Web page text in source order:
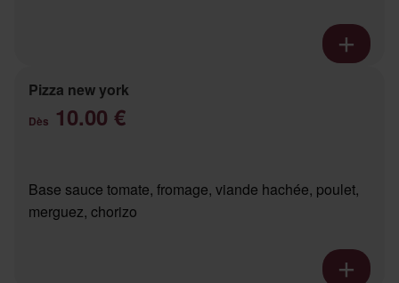
Pizza new york
Dès 10.00 €
Base sauce tomate, fromage, viande hachée, poulet,
merguez, chorizo